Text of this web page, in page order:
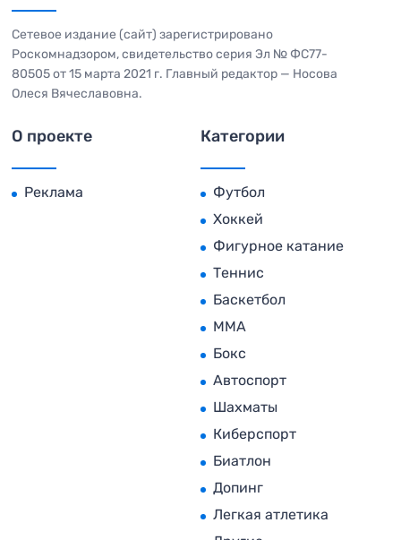
Сетевое издание (сайт) зарегистрировано
Роскомнадзором, свидетельство серия Эл № ФС77-
80505 от 15 марта 2021 г. Главный редактор — Носова
Олеся Вячеславовна.
О проекте
Реклама
Категории
Футбол
Хоккей
Фигурное катание
Теннис
Баскетбол
MMA
Бокс
Автоспорт
Шахматы
Киберспорт
Биатлон
Допинг
Легкая атлетика